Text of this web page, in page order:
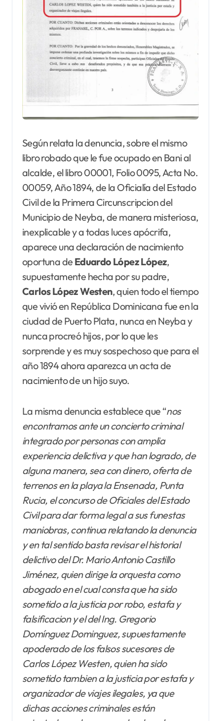
Según relata la denuncia, sobre el mismo
libro robado que le fue ocupado en Bani al
alcalde, el libro 00001, Folio 0095, Acta No.
00059, Año 1894, de la Oficialía del Estado
Civil de la Primera Circunscripcion del
Municipio de Neyba, de manera misteriosa,
inexplicable y a todas luces apócrifa,
aparece una declaración de nacimiento
oportuna de Eduardo López López,
supuestamente hecha por su padre,
Carlos López Westen, quien todo el tiempo
que vivió en República Dominicana fue en la
ciudad de Puerto Plata, nunca en Neyba y
nunca procreó hijos, por lo que les
sorprende y es muy sospechoso que para el
año 1894 ahora aparezca un acta de
nacimiento de un hijo suyo.
La misma denuncia establece que “nos
encontramos ante un concierto criminal
integrado por personas con amplia
experiencia delictiva y que han logrado, de
alguna manera, sea con dinero, oferta de
terrenos en la playa la Ensenada, Punta
Rucia, el concurso de Oficiales del Estado
Civil para dar forma legal a sus funestas
maniobras, continua relatando la denuncia
y en tal sentido basta revisar el historial
delictivo del Dr. Mario Antonio Castillo
Jiménez, quien dirige la orquesta como
abogado en el cual consta que ha sido
sometido a la justicia por robo, estafa y
falsificacion y el del Ing. Gregorio
Domínguez Dominguez, supuestamente
apoderado de los falsos sucesores de
Carlos López Westen, quien ha sido
sometido tambien a la justicia por estafa y
organizador de viajes ilegales, ya que
dichas acciones criminales están